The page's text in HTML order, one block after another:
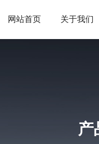
网站首页 关于我们
产